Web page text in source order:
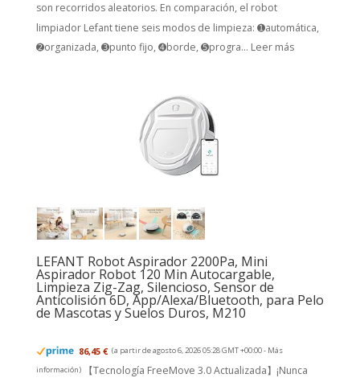
son recorridos aleatorios. En comparación, el robot
limpiador Lefant tiene seis modos de limpieza: ➊automática,
➋organizada, ➌punto fijo, ➍borde, ➎progra... Leer más
LEFANT Robot Aspirador 2200Pa, Mini
Aspirador Robot 120 Min Autocargable,
Limpieza Zig-Zag, Silencioso, Sensor de
Anticolisión 6D, App/Alexa/Bluetooth, para Pelo
de Mascotas y Suelos Duros, M210
86,45 € (a partir de agosto 6, 2026 05:28 GMT +00:00 - Más
información)
【Tecnología FreeMove 3.0 Actualizada】¡Nunca